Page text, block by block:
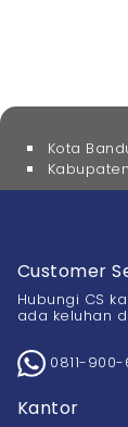
Kota
Customer
Hubungi CS
ada keluhan
0811-900-
Kantor